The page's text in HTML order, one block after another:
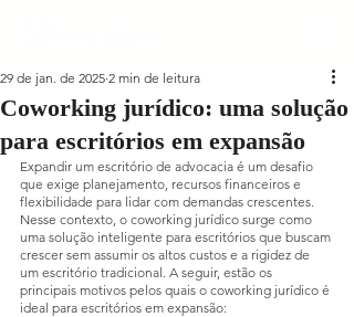
Coworking jurídico: uma solução
para escritórios em expansão
29 de jan. de 2025 2 min de leitura
Expandir um escritório de advocacia é um desafio
que exige planejamento, recursos financeiros e
flexibilidade para lidar com demandas crescentes.
Nesse contexto, o coworking jurídico surge como
uma solução inteligente para escritórios que buscam
crescer sem assumir os altos custos e a rigidez de
um escritório tradicional. A seguir, estão os
principais motivos pelos quais o coworking jurídico é
ideal para escritórios em expansão: